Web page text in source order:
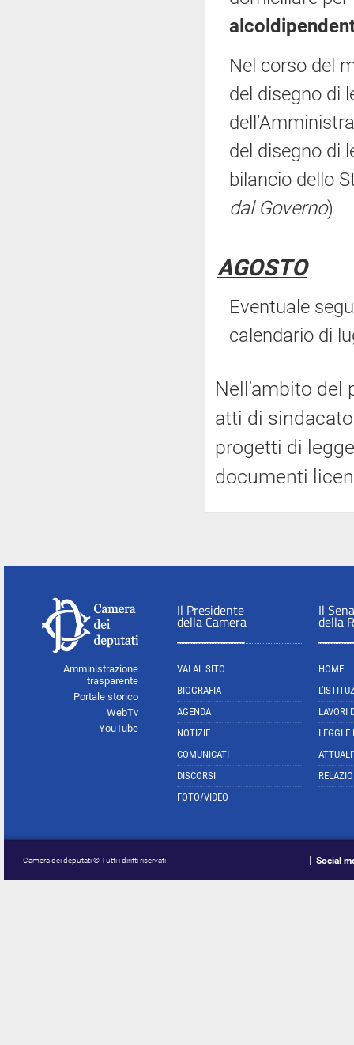
Nel corso del
del disegno di
del disegno di
bilancio dello
dal Governo)
AGOSTO
Eventuale
calendario di
Nell'ambito del
atti di
progetti di
documenti
Amministrazione
trasparente
Portale storico
WebTv
YouTube
Il Presidente
della Camera
VAI AL SITO
BIOGRAFIA
AGENDA
NOTIZIE
COMUNICATI
DISCORSI
FOTO/VIDEO
Il
della
HOME
LAVORI
LEGGI E
Camera dei deputati © Tutti i diritti riservati Social